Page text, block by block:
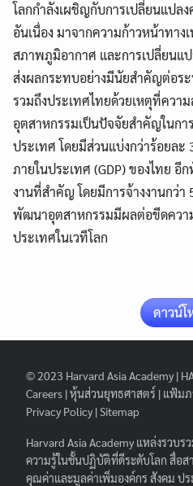
Search
for:
โลกกำลังเผชิญกับการเปลี่ยนแปล
อันเนื่อง มาจากความก้าวหน้าทาง
สภาพภูมิอากาศ และการเปลี่ยนแป
ส่งผลกระทบอย่างมีนัยสำคัญต่อร
รวมถึงประเทศไทยด้วยเหตุที่คว
อุตสาหกรรมเป็นปัจจัยสำคัญในกา
ประเทศ โดยมีส่วนแบ่งกว่าร้อยล
ภายในประเทศ (GDP) ของไทย อี
งานที่สำคัญ โดยมีการจ้างงานกว่
พัฒนาอุตสาหกรรมมีผลต่อขีดควา
ประเทศในเวทีโลก
ดาวน์โ
© 2023 Harvard Asia Academy |
Careers |หุ้นส่วนยุทธศาสตร์ | แฟ้ม
Privacy Policy | Sitemap
Harvard Asia Academy แหล่งรวบร
ความรู้ในชั้นปฏิบัติที่ดีระดับโลก สื่อส
คุณค่าและมูลค่าเพิ่มองค์กร สังคม ปร